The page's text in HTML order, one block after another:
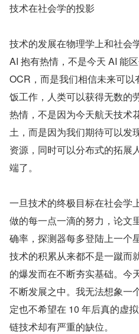
技术在社会学的投影
技术的发展在物理学上和社会
AI 抱有热情，不是今天 AI 能
OCR，而是我们相信未来可
饭工作，人类可以获得无数的
热情，不是因为今天航天技术
土，而是因为我们期待可以发
资源，同时可以分布式的拓展
端了。
一旦技术的终极目标在社会学
做的每一点一滴的努力，论文
确率，探测器每多登陆上一个
技术的积累从来都不是一蹴而
的爆发而在不断夯实基础。今
不断发展之中。我无法想象一
定也不希望在 10 年后真的虚
链技术却有严重的缺位。